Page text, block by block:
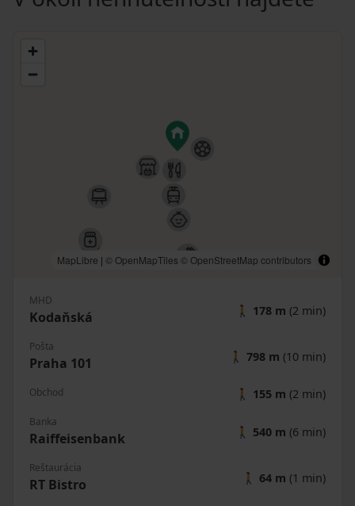
MapLibre | © OpenMapTiles © OpenStreetMap contributors
MHD
Kodaňská 🚶 178 m (2 min)
Pošta
Praha 101 🚶 798 m (10 min)
Obchod 🚶 155 m (2 min)
Banka
Raiffeisenbank 🚶 540 m (6 min)
Reštaurácia
RT Bistro 🚶 64 m (1 min)